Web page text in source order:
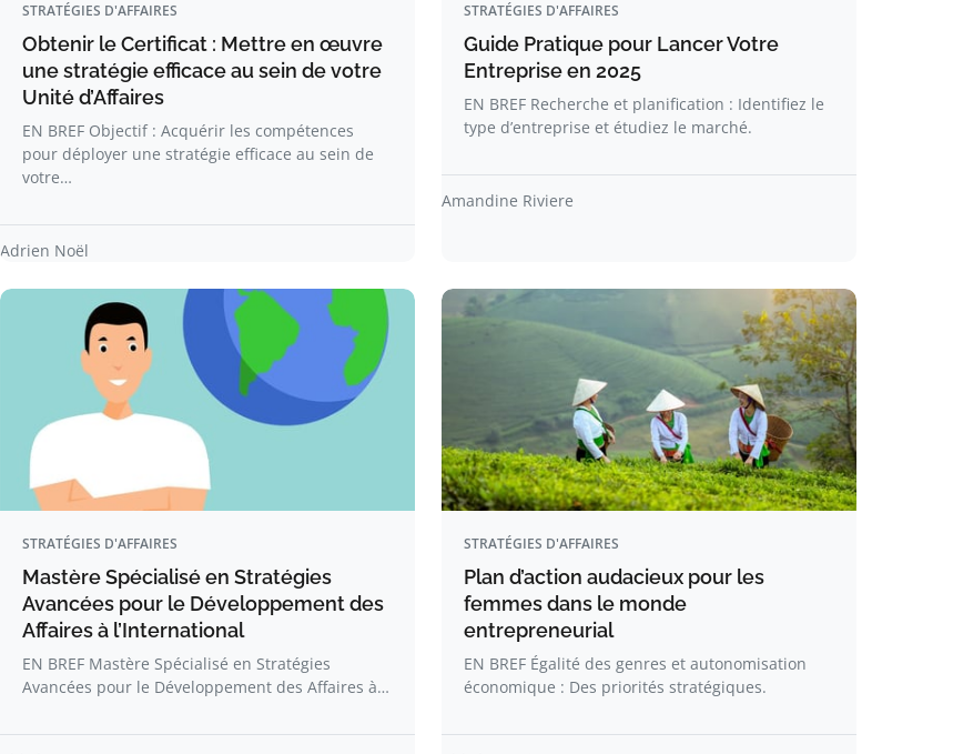
STRATÉGIES D'AFFAIRES
Obtenir le Certificat : Mettre en œuvre
une stratégie efficace au sein de votre
Unité d’Affaires
EN BREF Objectif : Acquérir les compétences
pour déployer une stratégie efficace au sein de
votre…
Adrien Noël
STRATÉGIES D'AFFAIRES
Guide Pratique pour Lancer Votre
Entreprise en 2025
EN BREF Recherche et planification : Identifiez le
type d’entreprise et étudiez le marché.
Amandine Riviere
STRATÉGIES D'AFFAIRES
Mastère Spécialisé en Stratégies
Avancées pour le Développement des
Affaires à l’International
EN BREF Mastère Spécialisé en Stratégies
Avancées pour le Développement des Affaires à…
STRATÉGIES D'AFFAIRES
Plan d’action audacieux pour les
femmes dans le monde
entrepreneurial
EN BREF Égalité des genres et autonomisation
économique : Des priorités stratégiques.